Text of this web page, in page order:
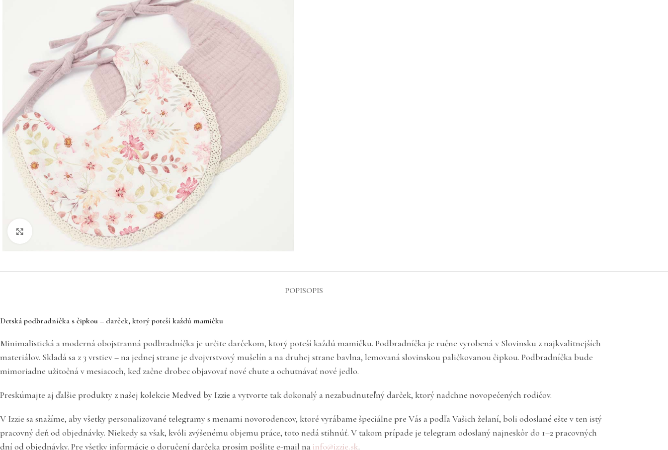
Click to enlarge
POPISOPIS
Detská podbradníčka s čipkou – darček, ktorý poteší každú mamičku
Minimalistická a moderná obojstranná podbradníčka je určite darčekom, ktorý poteší každú mamičku. Podbradníčka je ručne vyrobená v Slovinsku z najkvalitnejších
materiálov. Skladá sa z 3 vrstiev – na jednej strane je dvojvrstvový mušelín a na druhej strane bavlna, lemovaná slovinskou paličkovanou čipkou. Podbradníčka bude
mimoriadne užitočná v mesiacoch, keď začne drobec objavovať nové chute a ochutnávať nové jedlo.
Preskúmajte aj ďalšie produkty z našej kolekcie Medved by Izzie a vytvorte tak dokonalý a nezabudnuteľný darček, ktorý nadchne novopečených rodičov.
V Izzie sa snažíme, aby všetky personalizované telegramy s menami novorodencov, ktoré vyrábame špeciálne pre Vás a podľa Vašich želaní, boli odoslané ešte v ten istý
pracovný deň od objednávky. Niekedy sa však, kvôli zvýšenému objemu práce, toto nedá stihnúť. V takom prípade je telegram odoslaný najneskôr do 1–2 pracovných
dní od objednávky. Pre všetky informácie o doručení darčeka prosím pošlite e-mail na info@izzie.sk.